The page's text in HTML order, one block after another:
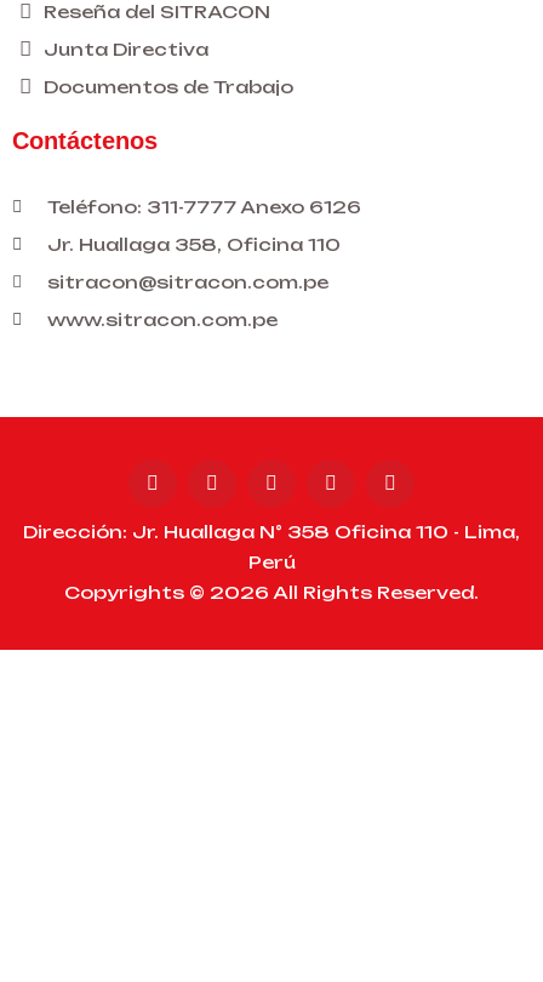
Reseña del SITRACON
Junta Directiva
Documentos de Trabajo
Contáctenos
Teléfono: 311-7777 Anexo 6126
Jr. Huallaga 358, Oficina 110
sitracon@sitracon.com.pe
www.sitracon.com.pe
Dirección: Jr. Huallaga N° 358 Oficina 110 - Lima,
Perú
Copyrights © 2026 All Rights Reserved.